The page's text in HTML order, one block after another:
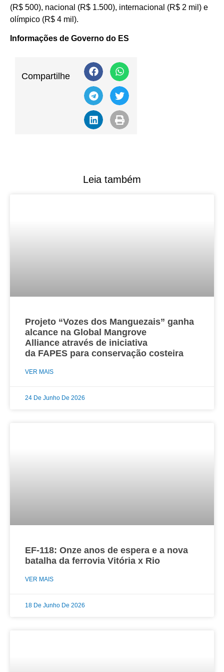
(R$ 500), nacional (R$ 1.500), internacional (R$ 2 mil) e
olímpico (R$ 4 mil).
Informações de Governo do ES
Compartilhe
Leia também
Projeto “Vozes dos Manguezais” ganha
alcance na Global Mangrove
Alliance através de iniciativa
da FAPES para conservação costeira
VER MAIS
24 De Junho De 2026
EF-118: Onze anos de espera e a nova
batalha da ferrovia Vitória x Rio
VER MAIS
18 De Junho De 2026